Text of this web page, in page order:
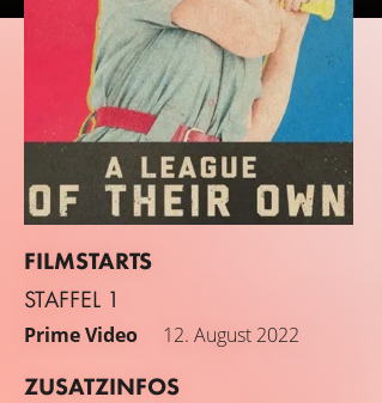
FILMSTARTS
STAFFEL 1
Prime Video 12. August 2022
ZUSATZINFOS